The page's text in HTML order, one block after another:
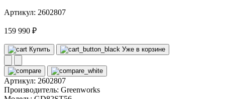
Артикул: 2602807
159 990 ₽
Купить Уже в корзине
Артикул: 2602807
Производитель: Greenworks